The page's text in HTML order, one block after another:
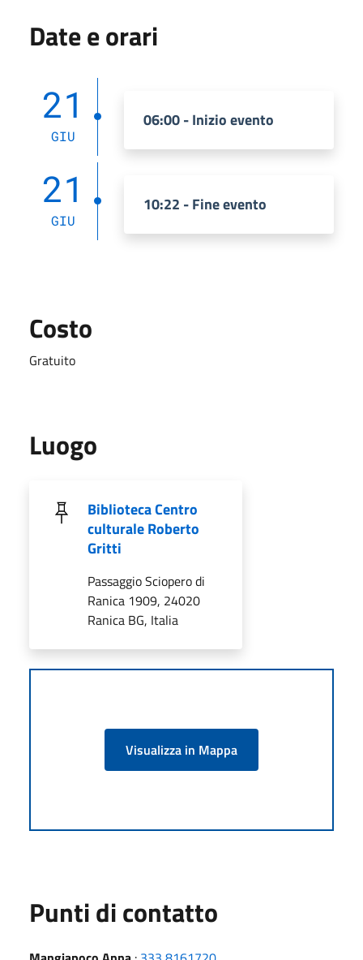
Date e orari
21
GIU
06:00 - Inizio evento
21
GIU
10:22 - Fine evento
Costo
Gratuito
Luogo
Biblioteca Centro
culturale Roberto
Gritti
Passaggio Sciopero di
Ranica 1909, 24020
Ranica BG, Italia
Visualizza in Mappa
Punti di contatto